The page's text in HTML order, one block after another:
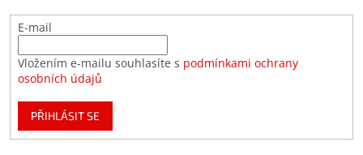
E-mail
Vložením e-mailu souhlasíte s podmínkami ochrany
osobních údajů
PŘIHLÁSIT SE